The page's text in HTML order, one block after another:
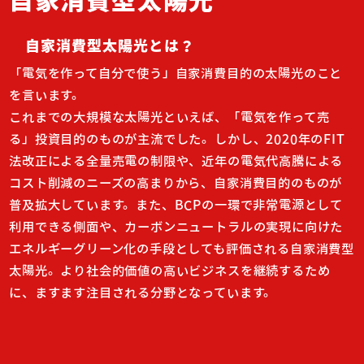
自家消費型太陽光とは？
「電気を作って自分で使う」自家消費目的の太陽光のこと
を言います。
これまでの大規模な太陽光といえば、「電気を作って売
る」投資目的のものが主流でした。しかし、2020年のFIT
法改正による全量売電の制限や、近年の電気代高騰による
コスト削減のニーズの高まりから、自家消費目的のものが
普及拡大しています。また、BCPの一環で非常電源として
利用できる側面や、カーボンニュートラルの実現に向けた
エネルギーグリーン化の手段としても評価される自家消費型
太陽光。より社会的価値の高いビジネスを継続するため
に、ますます注目される分野となっています。